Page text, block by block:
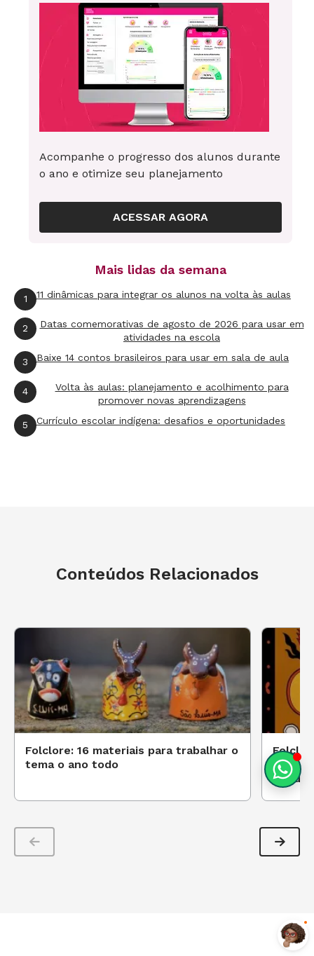
Acompanhe o progresso dos alunos durante
o ano e otimize seu planejamento
ACESSAR AGORA
Mais lidas da semana
1 11 dinâmicas para integrar os alunos na volta às aulas
2
Datas comemorativas de agosto de 2026 para usar em
atividades na escola
3 Baixe 14 contos brasileiros para usar em sala de aula
4
Volta às aulas: planejamento e acolhimento para
promover novas aprendizagens
5 Currículo escolar indígena: desafios e oportunidades
Conteúdos Relacionados
Folclore: 16 materiais para trabalhar o
tema o ano todo